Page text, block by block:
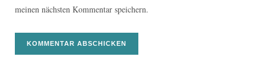
meinen nächsten Kommentar speichern.